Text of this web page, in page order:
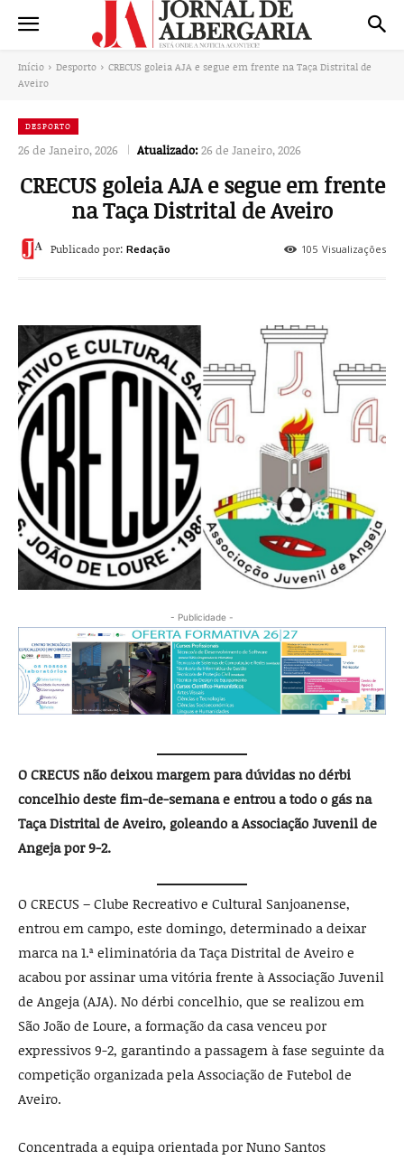
Início Desporto
CRECUS goleia AJA e segue em frente na Taça Distrital de
Aveiro
DESPORTO
26 de Janeiro, 2026 Atualizado:26 de Janeiro, 2026
CRECUS goleia AJA e segue em frente
na Taça Distrital de Aveiro
105 Visualizações
Publicado por: Redação
- Publicidade -
O CRECUS não deixou margem para dúvidas no dérbi
concelhio deste fim-de-semana e entrou a todo o gás na
Taça Distrital de Aveiro, goleando a Associação Juvenil de
Angeja por 9-2.
O CRECUS – Clube Recreativo e Cultural Sanjoanense,
entrou em campo, este domingo, determinado a deixar
marca na 1.ª eliminatória da Taça Distrital de Aveiro e
acabou por assinar uma vitória frente à Associação Juvenil
de Angeja (AJA). No dérbi concelhio, que se realizou em
São João de Loure, a formação da casa venceu por
expressivos 9-2, garantindo a passagem à fase seguinte da
competição organizada pela Associação de Futebol de
Aveiro.
Concentrada a equipa orientada por Nuno Santos